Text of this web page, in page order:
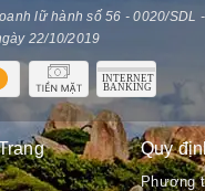
lữ hành số 56 - 0020/SDL
22/10/2019
Quy
Phương